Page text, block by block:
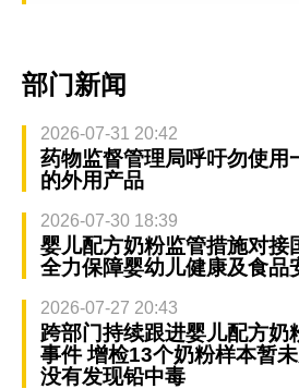
部门新闻
2026-07-31 20:42
药物监督管理局呼吁勿使用
的外用产品
2026-07-30 18:39
婴儿配方奶粉监管措施对
全力保障婴幼儿健康及食品
2026-07-27 20:43
跨部门持续跟进婴儿配方奶
事件 增检13个奶粉样本暂
没有发现铅中毒